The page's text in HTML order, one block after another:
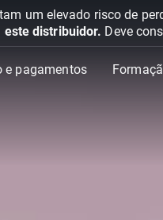
um elevado risco de
este distribuidor. Deve
e pagamentos